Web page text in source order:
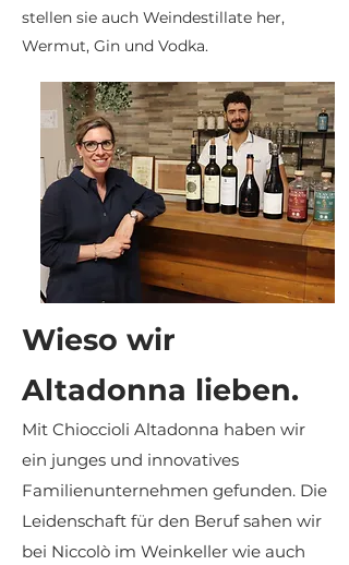
stellen sie auch Weindestillate her,
Wermut, Gin und Vodka.
Wieso wir
Altadonna lieben.
Mit Chioccioli Altadonna haben wir
ein junges und innovatives
Familienunternehmen gefunden. Die
Leidenschaft für den Beruf sahen wir
bei Niccolò im Weinkeller wie auch